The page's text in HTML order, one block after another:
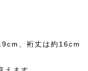
、裄丈は約16cm